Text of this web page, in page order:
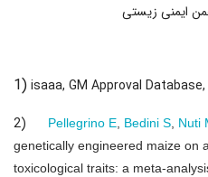
ایمنی زیستی
1)isaaa, GM Approval
2)
Pellegrino E, Bedini S, Nuti
genetically engineered maize on
toxicological traits: a meta-